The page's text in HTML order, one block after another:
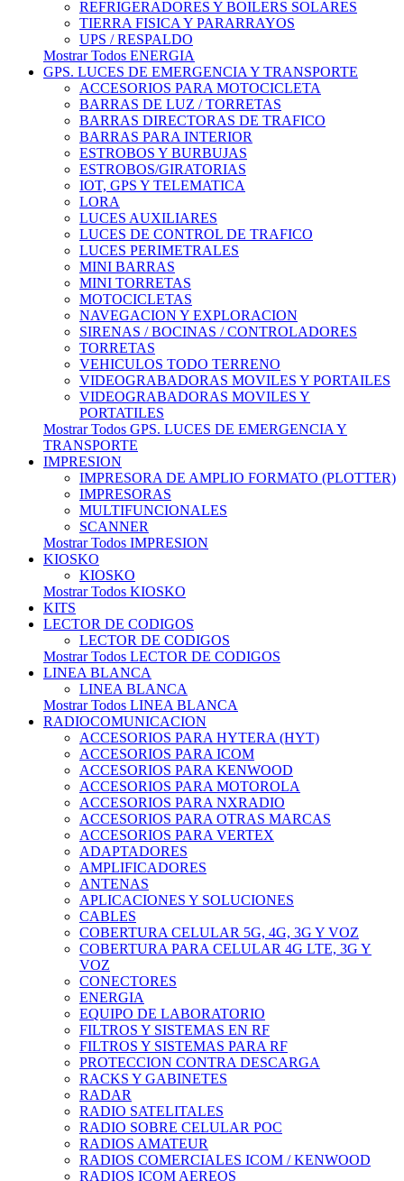
REFRIGERADORES Y BOILERS SOLARES
TIERRA FISICA Y PARARRAYOS
UPS / RESPALDO
Mostrar Todos ENERGIA
GPS. LUCES DE EMERGENCIA Y TRANSPORTE
ACCESORIOS PARA MOTOCICLETA
BARRAS DE LUZ / TORRETAS
BARRAS DIRECTORAS DE TRAFICO
BARRAS PARA INTERIOR
ESTROBOS Y BURBUJAS
ESTROBOS/GIRATORIAS
IOT, GPS Y TELEMATICA
LORA
LUCES AUXILIARES
LUCES DE CONTROL DE TRAFICO
LUCES PERIMETRALES
MINI BARRAS
MINI TORRETAS
MOTOCICLETAS
NAVEGACION Y EXPLORACION
SIRENAS / BOCINAS / CONTROLADORES
TORRETAS
VEHICULOS TODO TERRENO
VIDEOGRABADORAS MOVILES Y PORTAILES
VIDEOGRABADORAS MOVILES Y
PORTATILES
Mostrar Todos GPS. LUCES DE EMERGENCIA Y
TRANSPORTE
IMPRESION
IMPRESORA DE AMPLIO FORMATO (PLOTTER)
IMPRESORAS
MULTIFUNCIONALES
SCANNER
Mostrar Todos IMPRESION
KIOSKO
KIOSKO
Mostrar Todos KIOSKO
KITS
LECTOR DE CODIGOS
LECTOR DE CODIGOS
Mostrar Todos LECTOR DE CODIGOS
LINEA BLANCA
LINEA BLANCA
Mostrar Todos LINEA BLANCA
RADIOCOMUNICACION
ACCESORIOS PARA HYTERA (HYT)
ACCESORIOS PARA ICOM
ACCESORIOS PARA KENWOOD
ACCESORIOS PARA MOTOROLA
ACCESORIOS PARA NXRADIO
ACCESORIOS PARA OTRAS MARCAS
ACCESORIOS PARA VERTEX
ADAPTADORES
AMPLIFICADORES
ANTENAS
APLICACIONES Y SOLUCIONES
CABLES
COBERTURA CELULAR 5G, 4G, 3G Y VOZ
COBERTURA PARA CELULAR 4G LTE, 3G Y
VOZ
CONECTORES
ENERGIA
EQUIPO DE LABORATORIO
FILTROS Y SISTEMAS EN RF
FILTROS Y SISTEMAS PARA RF
PROTECCION CONTRA DESCARGA
RACKS Y GABINETES
RADAR
RADIO SATELITALES
RADIO SOBRE CELULAR POC
RADIOS AMATEUR
RADIOS COMERCIALES ICOM / KENWOOD
RADIOS ICOM AEREOS